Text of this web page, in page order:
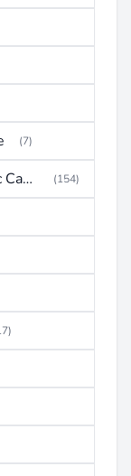
(7)
Caja Registradora (Electronic Cash Register) (154)